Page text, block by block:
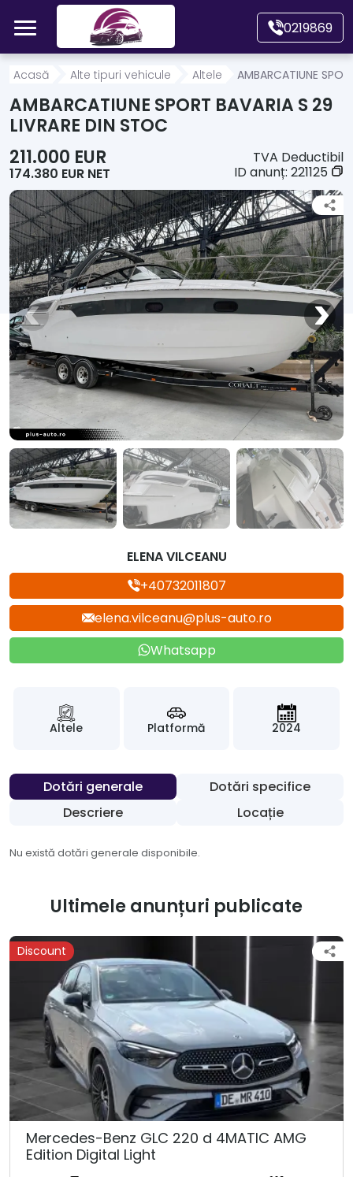
Mergi direct la conținutul principal
0219869
Acasă
Autoturisme
Motociclete
Autoutilitare
Alte tipuri vehicule
Despre Noi
Contact
Acasă Alte tipuri vehicule Altele AMBARCATIUNE
AMBARCATIUNE SPORT BAVARIA S 29
LIVRARE DIN STOC
211.000 EUR
174.380 EUR NET
TVA Deductibil
ID anunț: 221125
ELENA VILCEANU
+40732011807
elena.vilceanu@plus-auto.ro
Whatsapp
Altele Platformă 2024
Dotări generale
Dotări specifice
Descriere
Locație
Nu există dotări generale disponibile.
Ultimele anunțuri publicate
Discount
Mercedes-Benz GLC 220 d 4MATIC AMG
Edition Digital Light